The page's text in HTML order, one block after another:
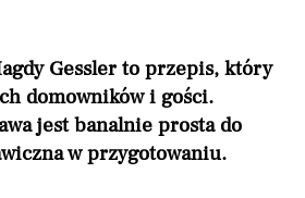
Gessler to przepis, który
domowników i gości.
jest banalnie prosta do
w przygotowaniu.